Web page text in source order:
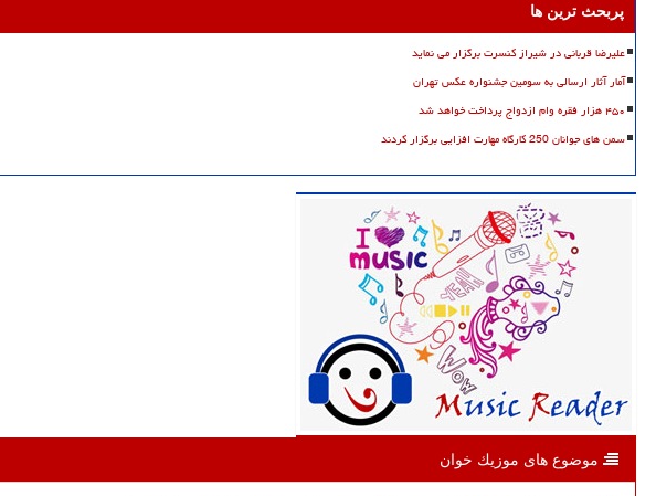
پربحث ترین ها
علیرضا قربانی در شیراز کنسرت برگزار می نماید
آمار آثار ارسالی به سومین جشنواره عکس تهران
۴۵۰ هزار فقره وام ازدواج پرداخت خواهد شد
سمن های جوانان 250 کارگاه مهارت افزایی برگزار کردند
موضوع های موزیك خوان